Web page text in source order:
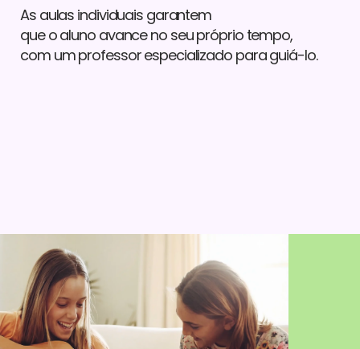
As aulas individuais garantem
que o aluno avance no seu próprio tempo,
com um professor especializado para guiá-lo.